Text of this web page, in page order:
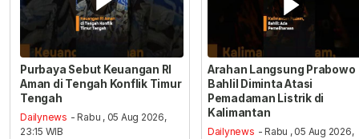
Purbaya Sebut Keuangan RI
Aman di Tengah Konflik Timur
Tengah
Dailynews - Rabu , 05 Aug 2026,
23:15 WIB
Arahan Langsung Prabowo
Bahlil Diminta Atasi
Pemadaman Listrik di
Kalimantan
Dailynews - Rabu , 05 Aug 2026,